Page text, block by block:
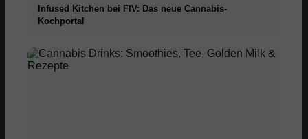
Infused Kitchen bei FIV: Das neue Cannabis-
Kochportal